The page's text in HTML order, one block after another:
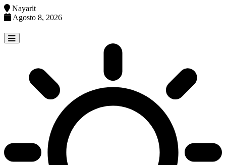
Nayarit
Agosto 8, 2026
to
content